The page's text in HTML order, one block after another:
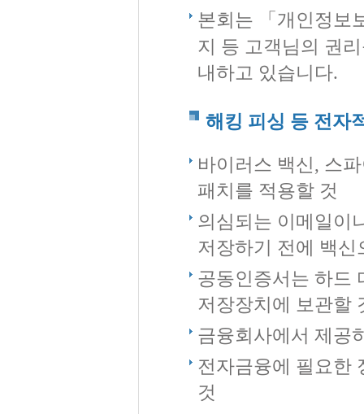
본회는 「개인정보
지 등 고객님의 권
내하고 있습니다.
해킹 피싱 등 전자
바이러스 백신, 스
패치를 적용할 것
의심되는 이메일이
저장하기 전에 백신
공동인증서는 하드
저장장치에 보관할
금융회사에서 제공
전자금융에 필요한
것